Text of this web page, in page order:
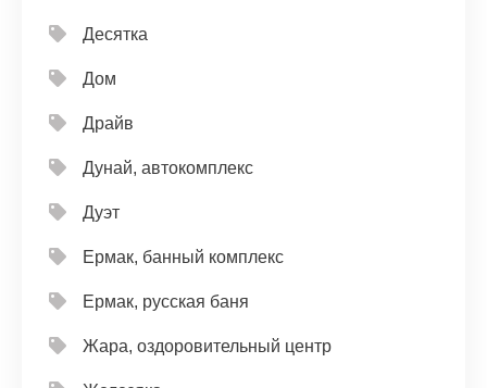
Десятка
Дом
Драйв
Дунай, автокомплекс
Дуэт
Ермак, банный комплекс
Ермак, русская баня
Жара, оздоровительный центр